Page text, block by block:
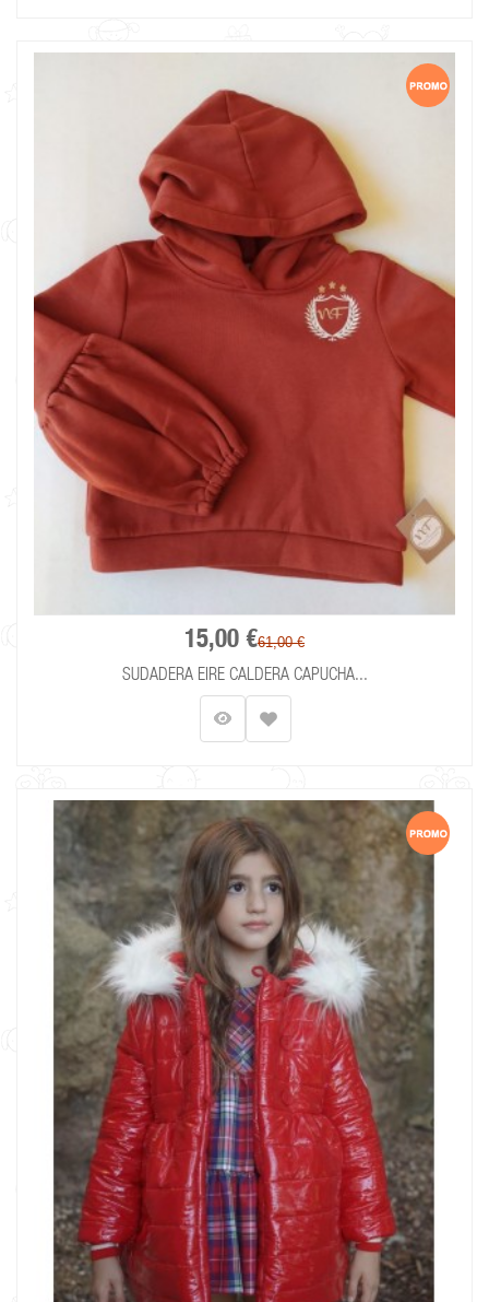
15,00 €61,00 €
SUDADERA EIRE CALDERA CAPUCHA...